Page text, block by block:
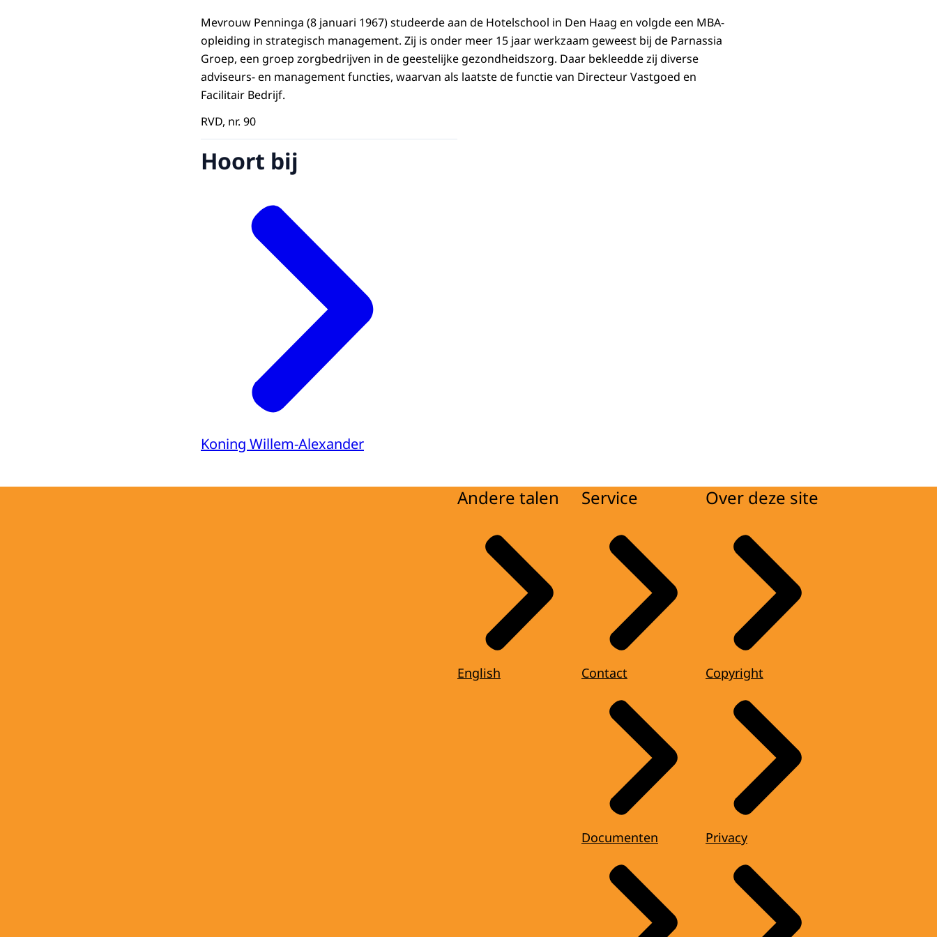
Mevrouw Penninga (8 januari 1967) studeerde aan de Hotelschool in Den Haag en volgde een MBA-
opleiding in strategisch management. Zij is onder meer 15 jaar werkzaam geweest bij de Parnassia
Groep, een groep zorgbedrijven in de geestelijke gezondheidszorg. Daar bekleedde zij diverse
adviseurs- en management functies, waarvan als laatste de functie van Directeur Vastgoed en
Facilitair Bedrijf.
RVD, nr. 90
Hoort bij
Koning Willem-Alexander
Andere talen
English
Service
Contact
Documenten
Over deze site
Copyright
Privacy